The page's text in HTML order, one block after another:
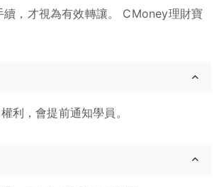
，才視為有效轉讓。 CMoney理財寶
利，會提前通知學員。